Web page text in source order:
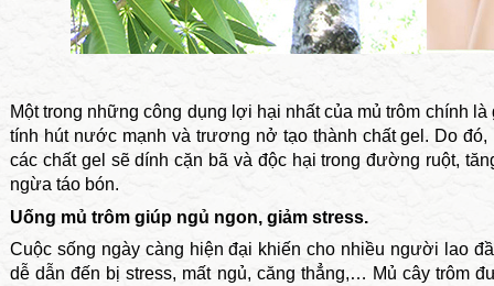
Một trong những công dụng lợi hại nhất của mủ trôm chính
tính hút nước mạnh và trương nở tạo thành chất gel. Do
các chất gel sẽ dính cặn bã và độc hại trong đường ruột,
ngừa táo bón.
Uống mủ trôm giúp ngủ ngon, giảm stress.
Cuộc sống ngày càng hiện đại khiến cho nhiều người lao
dễ dẫn đến bị stress, mất ngủ, căng thẳng,… Mủ cây trôm